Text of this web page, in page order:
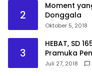
2
Moment
Donggala
Oktober 5, 2018
3
HEBAT, SD
Pramuka
Juli 27, 2018